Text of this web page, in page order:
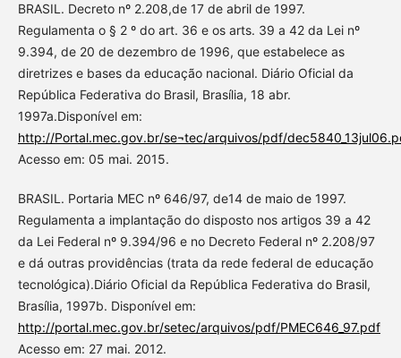
BRASIL. Decreto nº 2.208,de 17 de abril de 1997.
Regulamenta o § 2 º do art. 36 e os arts. 39 a 42 da Lei nº
9.394, de 20 de dezembro de 1996, que estabelece as
diretrizes e bases da educação nacional. Diário Oficial da
República Federativa do Brasil, Brasília, 18 abr.
1997a.Disponível em:
http://Portal.mec.gov.br/se¬tec/arquivos/pdf/
Acesso em: 05 mai. 2015.
BRASIL. Portaria MEC nº 646/97, de14 de maio de 1997.
Regulamenta a implantação do disposto nos artigos 39 a 42
da Lei Federal nº 9.394/96 e no Decreto Federal nº 2.208/97
e dá outras providências (trata da rede federal de educação
tecnológica).Diário Oficial da República Federativa do Brasil,
Brasília, 1997b. Disponível em:
http://portal.mec.gov.br/setec/arquivos/pdf/PMEC646_97.pdf
Acesso em: 27 mai. 2012.